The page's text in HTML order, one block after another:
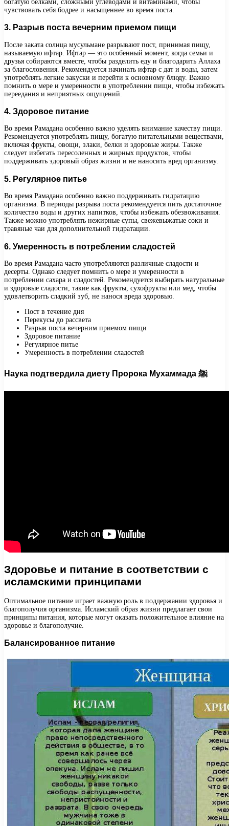
богатую белками, сложными углеводами и витаминами, чтобы
чувствовать себя бодрее и насыщеннее во время поста.
3. Разрыв поста вечерним приемом пищи
После заката солнца мусульмане разрывают пост, принимая пищу,
называемую ифтар. Ифтар — это особенный момент, когда семьи и
друзья собираются вместе, чтобы разделить еду и благодарить Аллаха
за благословения. Рекомендуется начинать ифтар с дат и воды, затем
употреблять легкие закуски и перейти к основному блюду. Важно
помнить о мере и умеренности в употреблении пищи, чтобы избежать
переедания и неприятных ощущений.
4. Здоровое питание
Во время Рамадана особенно важно уделять внимание качеству пищи.
Рекомендуется употреблять пищу, богатую питательными веществами,
включая фрукты, овощи, злаки, белки и здоровые жиры. Также
следует избегать пересоленных и жирных продуктов, чтобы
поддерживать здоровый образ жизни и не наносить вред организму.
5. Регулярное питье
Во время Рамадана особенно важно поддерживать гидратацию
организма. В периоды разрыва поста рекомендуется пить достаточное
количество воды и других напитков, чтобы избежать обезвоживания.
Также можно употреблять нежирные супы, свежевыжатые соки и
травяные чаи для дополнительной гидратации.
6. Умеренность в потреблении сладостей
Во время Рамадана часто употребляются различные сладости и
десерты. Однако следует помнить о мере и умеренности в
потреблении сахара и сладостей. Рекомендуется выбирать натуральные
и здоровые сладости, такие как фрукты, сухофрукты или мед, чтобы
удовлетворить сладкий зуб, не нанося вреда здоровью.
Пост в течение дня
Перекусы до рассвета
Разрыв поста вечерним приемом пищи
Здоровое питание
Регулярное питье
Умеренность в потреблении сладостей
Наука подтвердила диету Пророка Мухаммада ﷺ
Здоровье и питание в соответствии с
исламскими принципами
Оптимальное питание играет важную роль в поддержании здоровья и
благополучия организма. Исламский образ жизни предлагает свои
принципы питания, которые могут оказать положительное влияние на
здоровье и благополучие.
Балансированное питание